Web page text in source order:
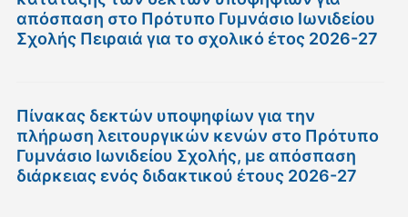
απόσπαση στο Πρότυπο Γυμνάσιο Ιωνιδείου
Σχολής Πειραιά για το σχολικό έτος 2026-27
Πίνακας δεκτών υποψηφίων για την
πλήρωση λειτουργικών κενών στο Πρότυπο
Γυμνάσιο Ιωνιδείου Σχολής, με απόσπαση
διάρκειας ενός διδακτικού έτους 2026-27